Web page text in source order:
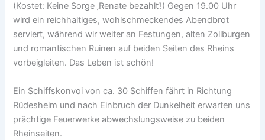
(Kostet: Keine Sorge ‚Renate bezahlt‘!) Gegen 19.00 Uhr
wird ein reichhaltiges, wohlschmeckendes Abendbrot
serviert, während wir weiter an Festungen, alten Zollburgen
und romantischen Ruinen auf beiden Seiten des Rheins
vorbeigleiten. Das Leben ist schön!
Ein Schiffskonvoi von ca. 30 Schiffen fährt in Richtung
Rüdesheim und nach Einbruch der Dunkelheit erwarten uns
prächtige Feuerwerke abwechslungsweise zu beiden
Rheinseiten.